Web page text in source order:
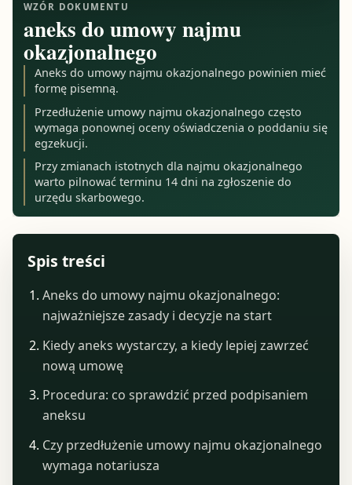
WZÓR DOKUMENTU
aneks do umowy najmu
okazjonalnego
Aneks do umowy najmu okazjonalnego powinien mieć
formę pisemną.
Przedłużenie umowy najmu okazjonalnego często
wymaga ponownej oceny oświadczenia o poddaniu się
egzekucji.
Przy zmianach istotnych dla najmu okazjonalnego
warto pilnować terminu 14 dni na zgłoszenie do
urzędu skarbowego.
Spis treści
Aneks do umowy najmu okazjonalnego:
najważniejsze zasady i decyzje na start
Kiedy aneks wystarczy, a kiedy lepiej zawrzeć
nową umowę
Procedura: co sprawdzić przed podpisaniem
aneksu
Czy przedłużenie umowy najmu okazjonalnego
wymaga notariusza